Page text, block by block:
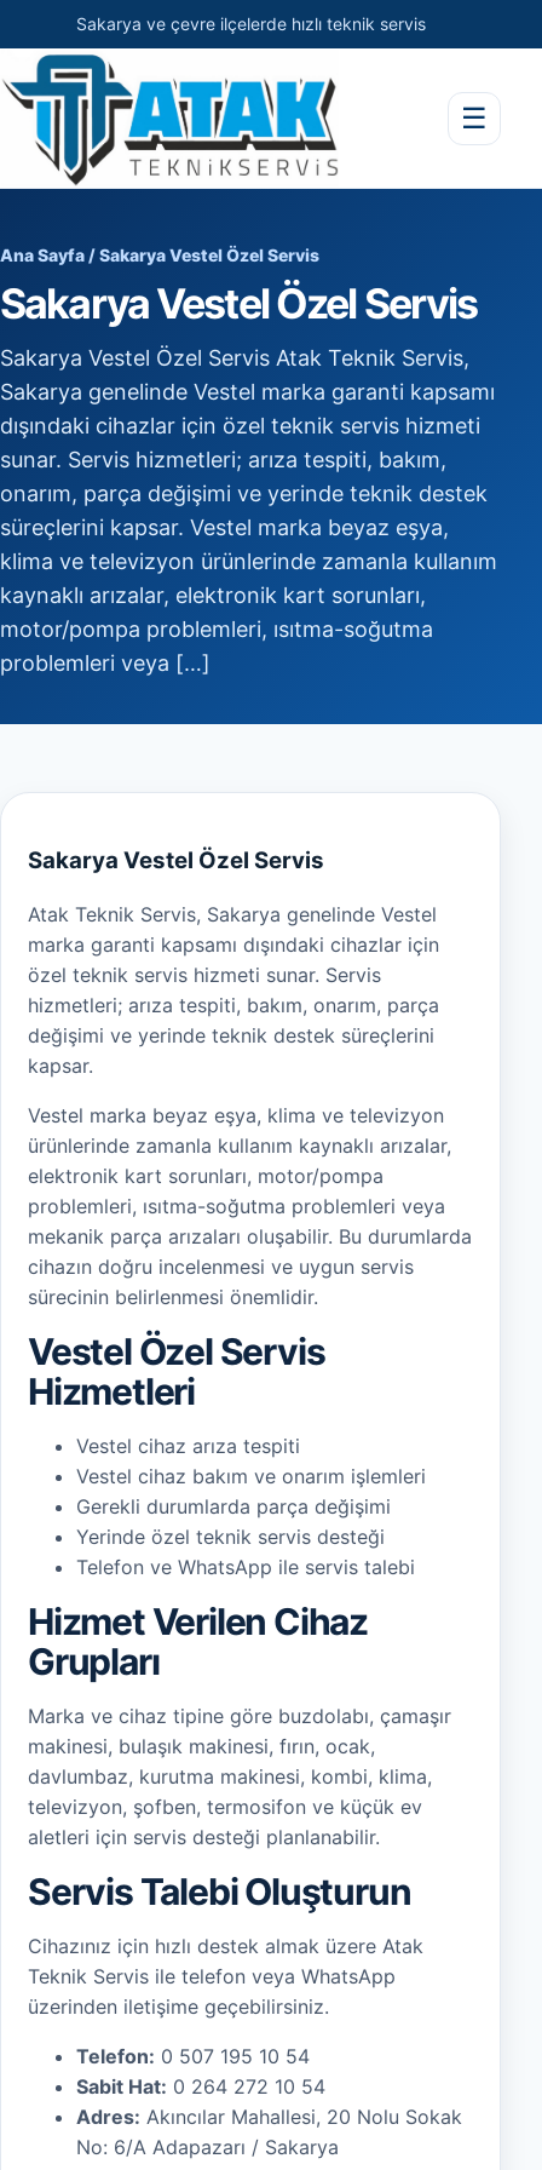
Sakarya ve çevre ilçelerde hızlı teknik servis
☰
Ana Sayfa / Sakarya Vestel Özel Servis
Sakarya Vestel Özel Servis
Sakarya Vestel Özel Servis Atak Teknik Servis,
Sakarya genelinde Vestel marka garanti kapsamı
dışındaki cihazlar için özel teknik servis hizmeti
sunar. Servis hizmetleri; arıza tespiti, bakım,
onarım, parça değişimi ve yerinde teknik destek
süreçlerini kapsar. Vestel marka beyaz eşya,
klima ve televizyon ürünlerinde zamanla kullanım
kaynaklı arızalar, elektronik kart sorunları,
motor/pompa problemleri, ısıtma-soğutma
problemleri veya […]
Sakarya Vestel Özel Servis
Atak Teknik Servis, Sakarya genelinde Vestel
marka garanti kapsamı dışındaki cihazlar için
özel teknik servis hizmeti sunar. Servis
hizmetleri; arıza tespiti, bakım, onarım, parça
değişimi ve yerinde teknik destek süreçlerini
kapsar.
Vestel marka beyaz eşya, klima ve televizyon
ürünlerinde zamanla kullanım kaynaklı arızalar,
elektronik kart sorunları, motor/pompa
problemleri, ısıtma-soğutma problemleri veya
mekanik parça arızaları oluşabilir. Bu durumlarda
cihazın doğru incelenmesi ve uygun servis
sürecinin belirlenmesi önemlidir.
Vestel Özel Servis
Hizmetleri
Vestel cihaz arıza tespiti
Vestel cihaz bakım ve onarım işlemleri
Gerekli durumlarda parça değişimi
Yerinde özel teknik servis desteği
Telefon ve WhatsApp ile servis talebi
Hizmet Verilen Cihaz
Grupları
Marka ve cihaz tipine göre buzdolabı, çamaşır
makinesi, bulaşık makinesi, fırın, ocak,
davlumbaz, kurutma makinesi, kombi, klima,
televizyon, şofben, termosifon ve küçük ev
aletleri için servis desteği planlanabilir.
Servis Talebi Oluşturun
Cihazınız için hızlı destek almak üzere Atak
Teknik Servis ile telefon veya WhatsApp
üzerinden iletişime geçebilirsiniz.
Telefon: 0 507 195 10 54
Sabit Hat: 0 264 272 10 54
Adres: Akıncılar Mahallesi, 20 Nolu Sokak
No: 6/A Adapazarı / Sakarya